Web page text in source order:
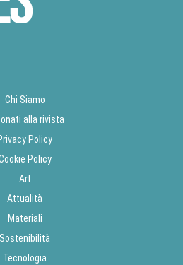
Chi Siamo
alla rivista
Policy
Policy
Art
Attualità
Materiali
Sostenibilità
Tecnologia